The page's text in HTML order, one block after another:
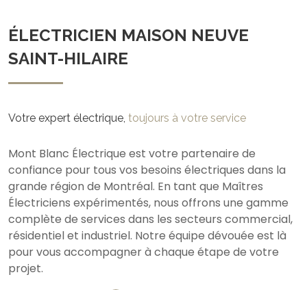
ÉLECTRICIEN MAISON NEUVE
SAINT-HILAIRE
Votre expert électrique, toujours à votre service
Mont Blanc Électrique est votre partenaire de
confiance pour tous vos besoins électriques dans la
grande région de Montréal. En tant que Maîtres
Électriciens expérimentés, nous offrons une gamme
complète de services dans les secteurs commercial,
résidentiel et industriel. Notre équipe dévouée est là
pour vous accompagner à chaque étape de votre
projet.